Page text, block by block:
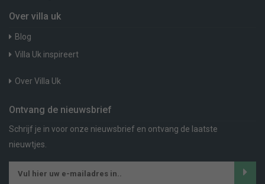
Over villa uk
Blog
Villa Uk inspireert
Over Villa Uk
Ontvang de nieuwsbrief
Schrijf je in voor onze nieuwsbrief en ontvang de laatste
nieuwtjes.